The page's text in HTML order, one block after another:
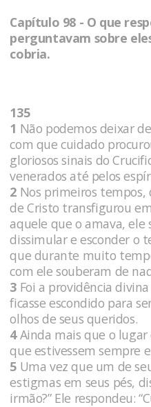
Capítulo 98 - O que
perguntavam sobre
cobria.
135
1 Não podemos deixar
com que cuidado
gloriosos sinais do
venerados até pelos
2 Nos primeiros
de Cristo transfigurou
aquele que o amava, ele
dissimular e esconder o
que durante muito
com ele souberam de
3 Foi a providência
ficasse escondido para
olhos de seus queridos.
4Ainda mais que o lugar
que estivessem sempre
5 Uma vez que um de
estigmas em seus pés,
irmão?” Ele respondeu: